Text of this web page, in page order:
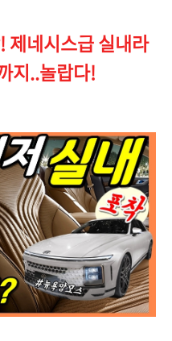
제네시스급 실내라
지..놀랍다!